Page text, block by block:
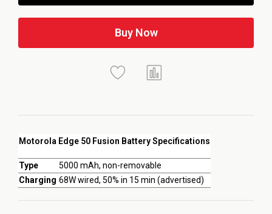
Motorola Edge 50 Fusion Battery Specifications
Type
5000 mAh, non-removable
Charging 68W wired, 50% in 15 min (advertised)
Buy Now